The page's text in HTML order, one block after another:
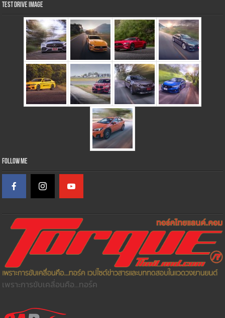
Test Drive Image
Follow Me
เพราะการขับเคลื่อนคือ...ทอร์ค